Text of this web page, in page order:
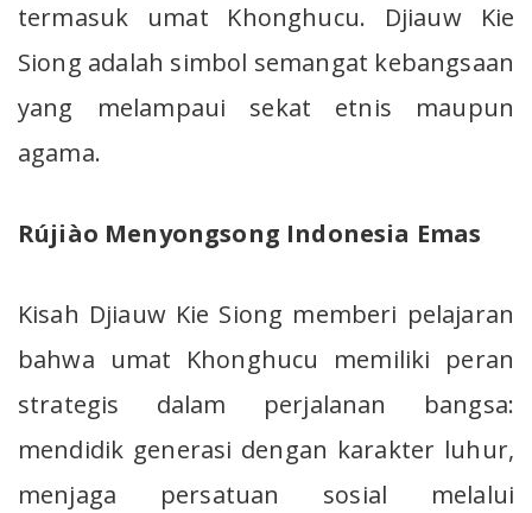
termasuk umat Khonghucu. Djiauw Kie
Siong adalah simbol semangat kebangsaan
yang melampaui sekat etnis maupun
agama.
Rújiào Menyongsong Indonesia Emas
Kisah Djiauw Kie Siong memberi pelajaran
bahwa umat Khonghucu memiliki peran
strategis dalam perjalanan bangsa:
mendidik generasi dengan karakter luhur,
menjaga persatuan sosial melalui